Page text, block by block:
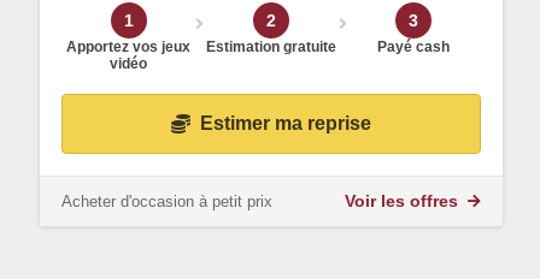
1
Apportez vos jeux
vidéo
2
Estimation gratuite
3
Payé cash
Estimer ma reprise
Acheter d'occasion à petit prix Voir les offres